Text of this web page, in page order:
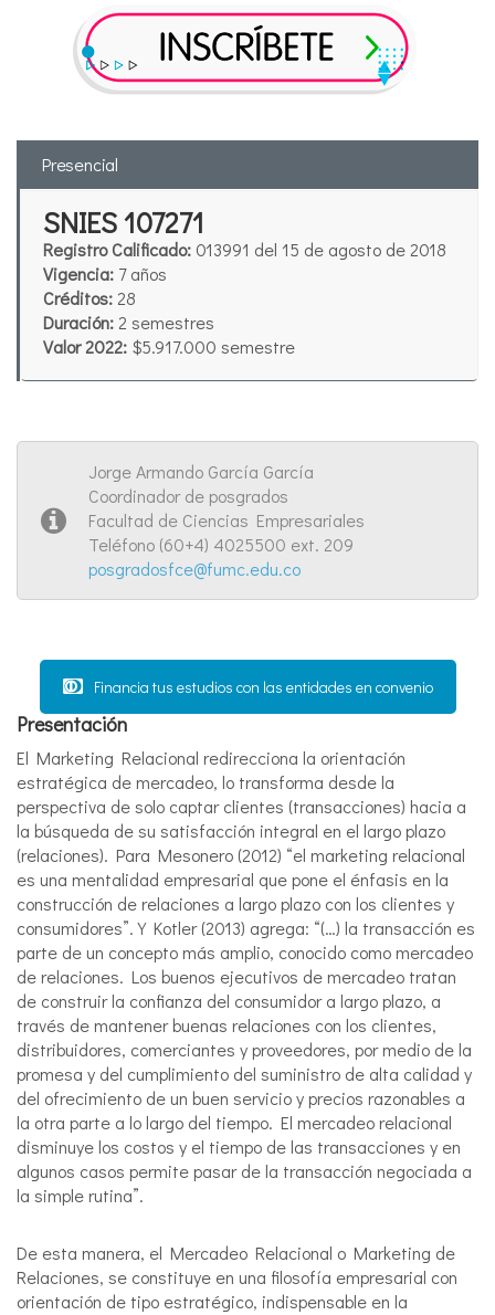
Presencial
SNIES 107271
Registro Calificado: 013991 del 15 de agosto de 2018
Vigencia: 7 años
Créditos: 28
Duración: 2 semestres
Valor 2022: $5.917.000 semestre
Jorge Armando García García
Coordinador de posgrados
Facultad de Ciencias Empresariales
Teléfono (60+4) 4025500 ext. 209
posgradosfce@fumc.edu.co
Financia tus estudios con las entidades en convenio
Presentación
El Marketing Relacional redirecciona la orientación
estratégica de mercadeo, lo transforma desde la
perspectiva de solo captar clientes (transacciones) hacia a
la búsqueda de su satisfacción integral en el largo plazo
(relaciones). Para Mesonero (2012) “el marketing relacional
es una mentalidad empresarial que pone el énfasis en la
construcción de relaciones a largo plazo con los clientes y
consumidores”. Y Kotler (2013) agrega: “(…) la transacción es
parte de un concepto más amplio, conocido como mercadeo
de relaciones. Los buenos ejecutivos de mercadeo tratan
de construir la confianza del consumidor a largo plazo, a
través de mantener buenas relaciones con los clientes,
distribuidores, comerciantes y proveedores, por medio de la
promesa y del cumplimiento del suministro de alta calidad y
del ofrecimiento de un buen servicio y precios razonables a
la otra parte a lo largo del tiempo. El mercadeo relacional
disminuye los costos y el tiempo de las transacciones y en
algunos casos permite pasar de la transacción negociada a
la simple rutina”.
De esta manera, el Mercadeo Relacional o Marketing de
Relaciones, se constituye en una filosofía empresarial con
orientación de tipo estratégico, indispensable en la